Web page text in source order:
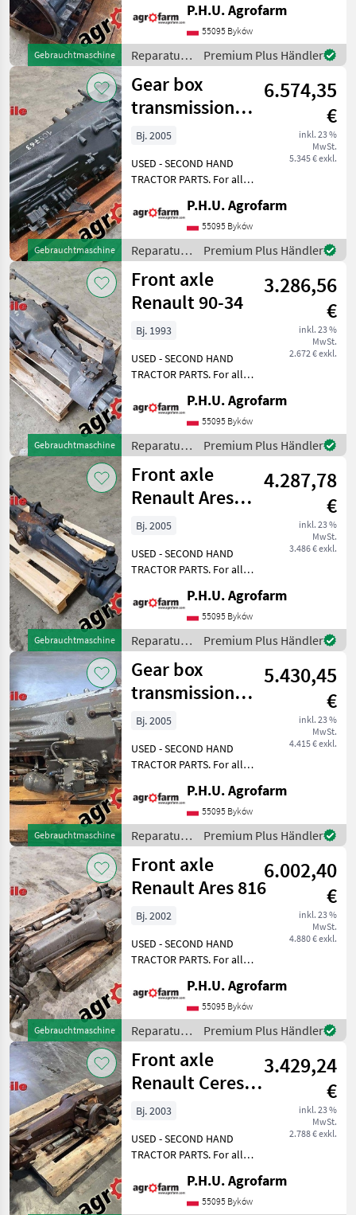
MARKTPLATZ
Marktplatz Händlerangebote Kleinanzeigen
Gebrauchtmaschine
message by e-mail either
whatsapp. TRAKTOR -
SCHLEPPER ERSATZTEILE.
Bei weiteren fragen
kontaktieren
P.H.U. Agrofarm
55095 Byków
Reparatur
und
Ersatzteile
/ Renault
Premium Plus Händler
Gebrauchtmaschine
Gear box
transmission
Renault Ares 656
6.574,35
€
inkl. 23 %
MwSt.
5.345 € exkl.
Bj. 2005
USED - SECOND HAND
TRACTOR PARTS. For all
message by e-mail either
whatsapp. TRAKTOR -
SCHLEPPER ERSATZTEILE.
Bei weiteren fragen
kontaktieren
P.H.U. Agrofarm
55095 Byków
Reparatur
und
Ersatzteile
/ Renault
Premium Plus Händler
Gebrauchtmaschine
Front axle
Renault 90-34
3.286,56
€
inkl. 23 %
MwSt.
2.672 € exkl.
Bj. 1993
USED - SECOND HAND
TRACTOR PARTS. For all
message by e-mail either
whatsapp. TRAKTOR -
SCHLEPPER ERSATZTEILE.
Bei weiteren fragen
kontaktieren
P.H.U. Agrofarm
55095 Byków
Reparatur
und
Ersatzteile
/ Renault
Premium Plus Händler
Gebrauchtmaschine
Front axle
Renault Ares
Claas Carraro
4.287,78
€
inkl. 23 %
MwSt.
3.486 € exkl.
Bj. 2005
USED - SECOND HAND
TRACTOR PARTS. For all
message by e-mail either
whatsapp. TRAKTOR -
SCHLEPPER ERSATZTEILE.
Bei weiteren fragen
kontaktieren
P.H.U. Agrofarm
55095 Byków
Reparatur
und
Ersatzteile
/ Renault
Premium Plus Händler
Gebrauchtmaschine
Gear box
transmission
Renault Ares 546
5.430,45
€
inkl. 23 %
MwSt.
4.415 € exkl.
Bj. 2005
USED - SECOND HAND
TRACTOR PARTS. For all
message by e-mail either
whatsapp. TRAKTOR -
SCHLEPPER ERSATZTEILE.
Bei weiteren fragen
kontaktieren
P.H.U. Agrofarm
55095 Byków
Reparatur
und
Ersatzteile
/ Renault
Premium Plus Händler
Gebrauchtmaschine
Front axle
Renault Ares 816
6.002,40
€
inkl. 23 %
MwSt.
4.880 € exkl.
Bj. 2002
USED - SECOND HAND
TRACTOR PARTS. For all
message by e-mail either
whatsapp. TRAKTOR -
SCHLEPPER ERSATZTEILE.
Bei weiteren fragen
kontaktieren
P.H.U. Agrofarm
55095 Byków
Reparatur
und
Ersatzteile
/ Renault
Premium Plus Händler
Front axle
Renault Ceres
345
3.429,24
€
inkl. 23 %
MwSt.
2.788 € exkl.
Bj. 2003
USED - SECOND HAND
TRACTOR PARTS. For all
message by e-mail either
whatsapp. TRAKTOR -
P.H.U. Agrofarm
55095 Byków